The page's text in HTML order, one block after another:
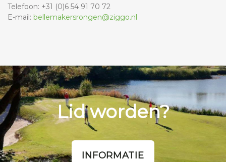
Telefoon: +31 (0)6 54 91 70 72
E-mail: bellemakersrongen@ziggo.nl
Lid worden?
INFORMATIE